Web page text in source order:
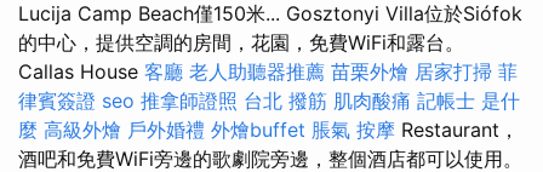
Lucija Camp Beach僅150米... Gosztonyi Villa位於Siófok
的中心，提供空調的房間，花園，免費WiFi和露台。
Callas House 客廳 老人助聽器推薦 苗栗外燴 居家打掃 菲
律賓簽證 seo 推拿師證照 台北 撥筋 肌肉酸痛 記帳士 是什
麼 高級外燴 戶外婚禮 外燴buffet 脹氣 按摩 Restaurant，
酒吧和免費WiFi旁邊的歌劇院旁邊，整個酒店都可以使用。